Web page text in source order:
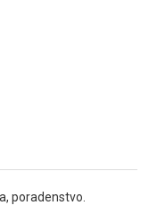
poradenstvo.